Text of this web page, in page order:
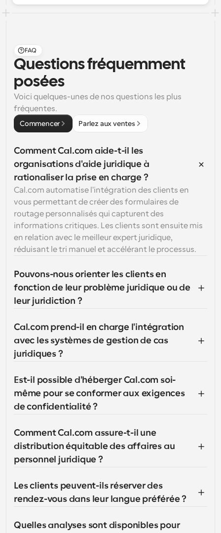
FAQ
Questions fréquemment
posées
Voici quelques-unes de nos questions les plus
fréquentes.
Commencer Parlez aux ventes
Comment Cal.com aide-t-il les
organisations d'aide juridique à
rationaliser la prise en charge ?
Cal.com automatise l'intégration des clients en
vous permettant de créer des formulaires de
routage personnalisés qui capturent des
informations critiques. Les clients sont ensuite mis
en relation avec le meilleur expert juridique,
réduisant le tri manuel et accélérant le processus.
Pouvons-nous orienter les clients en
fonction de leur problème juridique ou de
leur juridiction ?
Cal.com prend-il en charge l'intégration
avec les systèmes de gestion de cas
juridiques ?
Est-il possible d'héberger Cal.com soi-
même pour se conformer aux exigences
de confidentialité ?
Comment Cal.com assure-t-il une
distribution équitable des affaires au
personnel juridique ?
Les clients peuvent-ils réserver des
rendez-vous dans leur langue préférée ?
Quelles analyses sont disponibles pour